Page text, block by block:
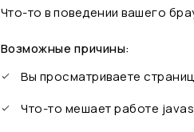
Что-то в поведении вашего
Возможные причины:
Вы просматриваете
Что-то мешает работе